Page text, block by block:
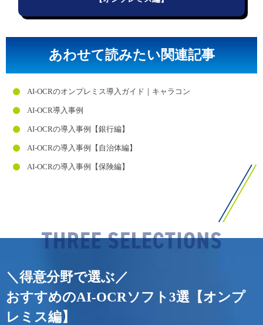
あわせて読みたい関連記事
AI-OCRのオンプレミス導入ガイド｜キャラコン
AI-OCR導入事例
AI-OCRの導入事例【銀行編】
AI-OCRの導入事例【自治体編】
AI-OCRの導入事例【保険編】
＼得意分野で選ぶ／
おすすめのAI-OCRソフト3選【オンプ
レミス編】